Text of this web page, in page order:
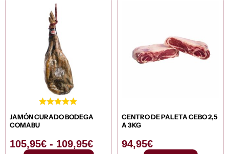
JAMÓN CURADO BODEGA
COMABU
105,95€ - 109,95€
CENTRO DE PALETA CEBO 2,5
A 3KG
94,95€